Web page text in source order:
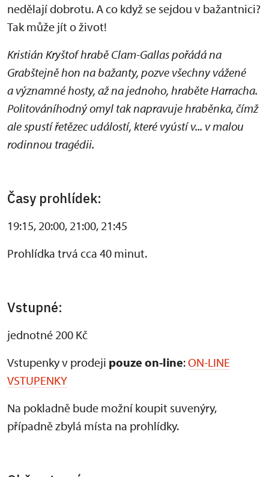
nedělají dobrotu. A co když se sejdou v bažantnici?
Tak může jít o život!
Kristián Kryštof hrabě Clam-Gallas pořádá na
Grabštejně hon na bažanty, pozve všechny vážené
a významné hosty, až na jednoho, hraběte Harracha.
Politováníhodný omyl tak napravuje hraběnka, čímž
ale spustí řetězec událostí, které vyústí v... v malou
rodinnou tragédii.
Časy prohlídek:
19:15, 20:00, 21:00, 21:45
Prohlídka trvá cca 40 minut.
Vstupné:
jednotné 200 Kč
Vstupenky v prodeji pouze on-line:ON-LINE
VSTUPENKY
Na pokladně bude možní koupit suvenýry,
případně zbylá místa na prohlídky.